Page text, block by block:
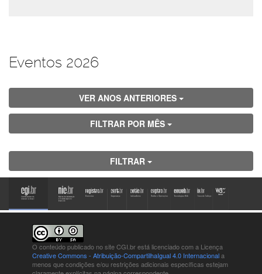
Eventos 2026
VER ANOS ANTERIORES
FILTRAR POR MÊS
FILTRAR
O conteúdo publicado no site CGI.br está licenciado com a Licença
Creative Commons - Atribuição-CompartilhaIgual 4.0 Internacionala
menos que condições e/ou restrições adicionais específicas estejam